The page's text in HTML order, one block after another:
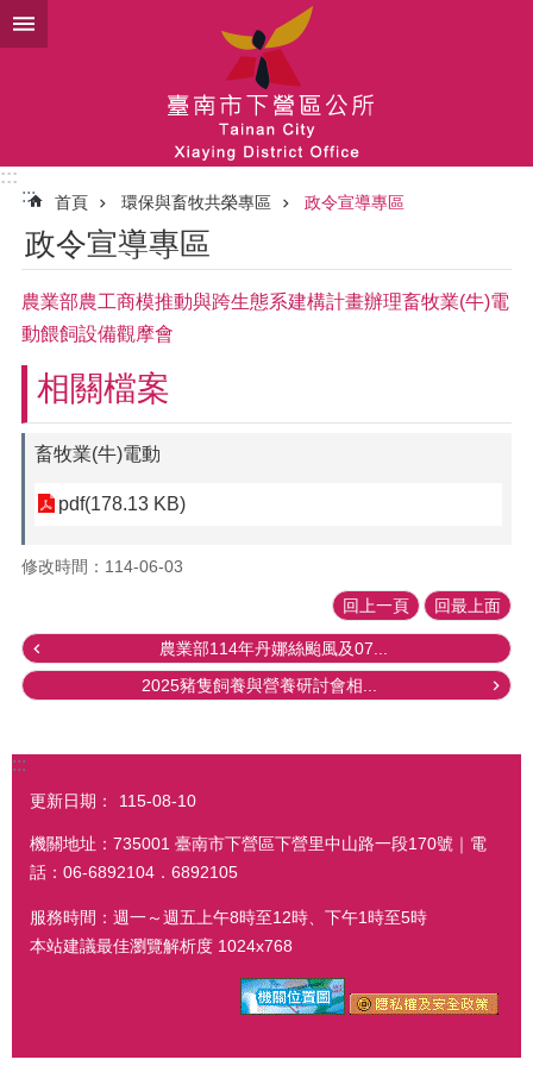
跳到主要內容區塊
:::
:::
首頁 環保與畜牧共榮專區 政令宣導專區
政令宣導專區
農業部農工商模推動與跨生態系建構計畫辦理畜牧業(牛)電
動餵飼設備觀摩會
相關檔案
畜牧業(牛)電動
pdf(178.13 KB)
修改時間：114-06-03
回上一頁 回最上面
農業部114年丹娜絲颱風及07...
2025豬隻飼養與營養研討會相...
:::
更新日期： 115-08-10
機關地址：735001 臺南市下營區下營里中山路一段170號｜電
話：06-6892104．6892105
服務時間：週一～週五上午8時至12時、下午1時至5時
本站建議最佳瀏覽解析度 1024x768